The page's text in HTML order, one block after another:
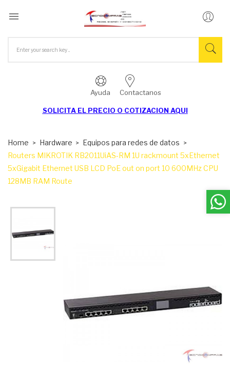

Ayuda Contactanos
SOLICITA EL PRECIO O COTIZACION AQUI
Home Hardware
Equipos para redes de datos
Routers MIKROTIK RB2011UiAS-RM 1U rackmount 5xEthernet
5xGigabit Ethernet USB LCD PoE out on port 10 600MHz CPU
128MB RAM Route